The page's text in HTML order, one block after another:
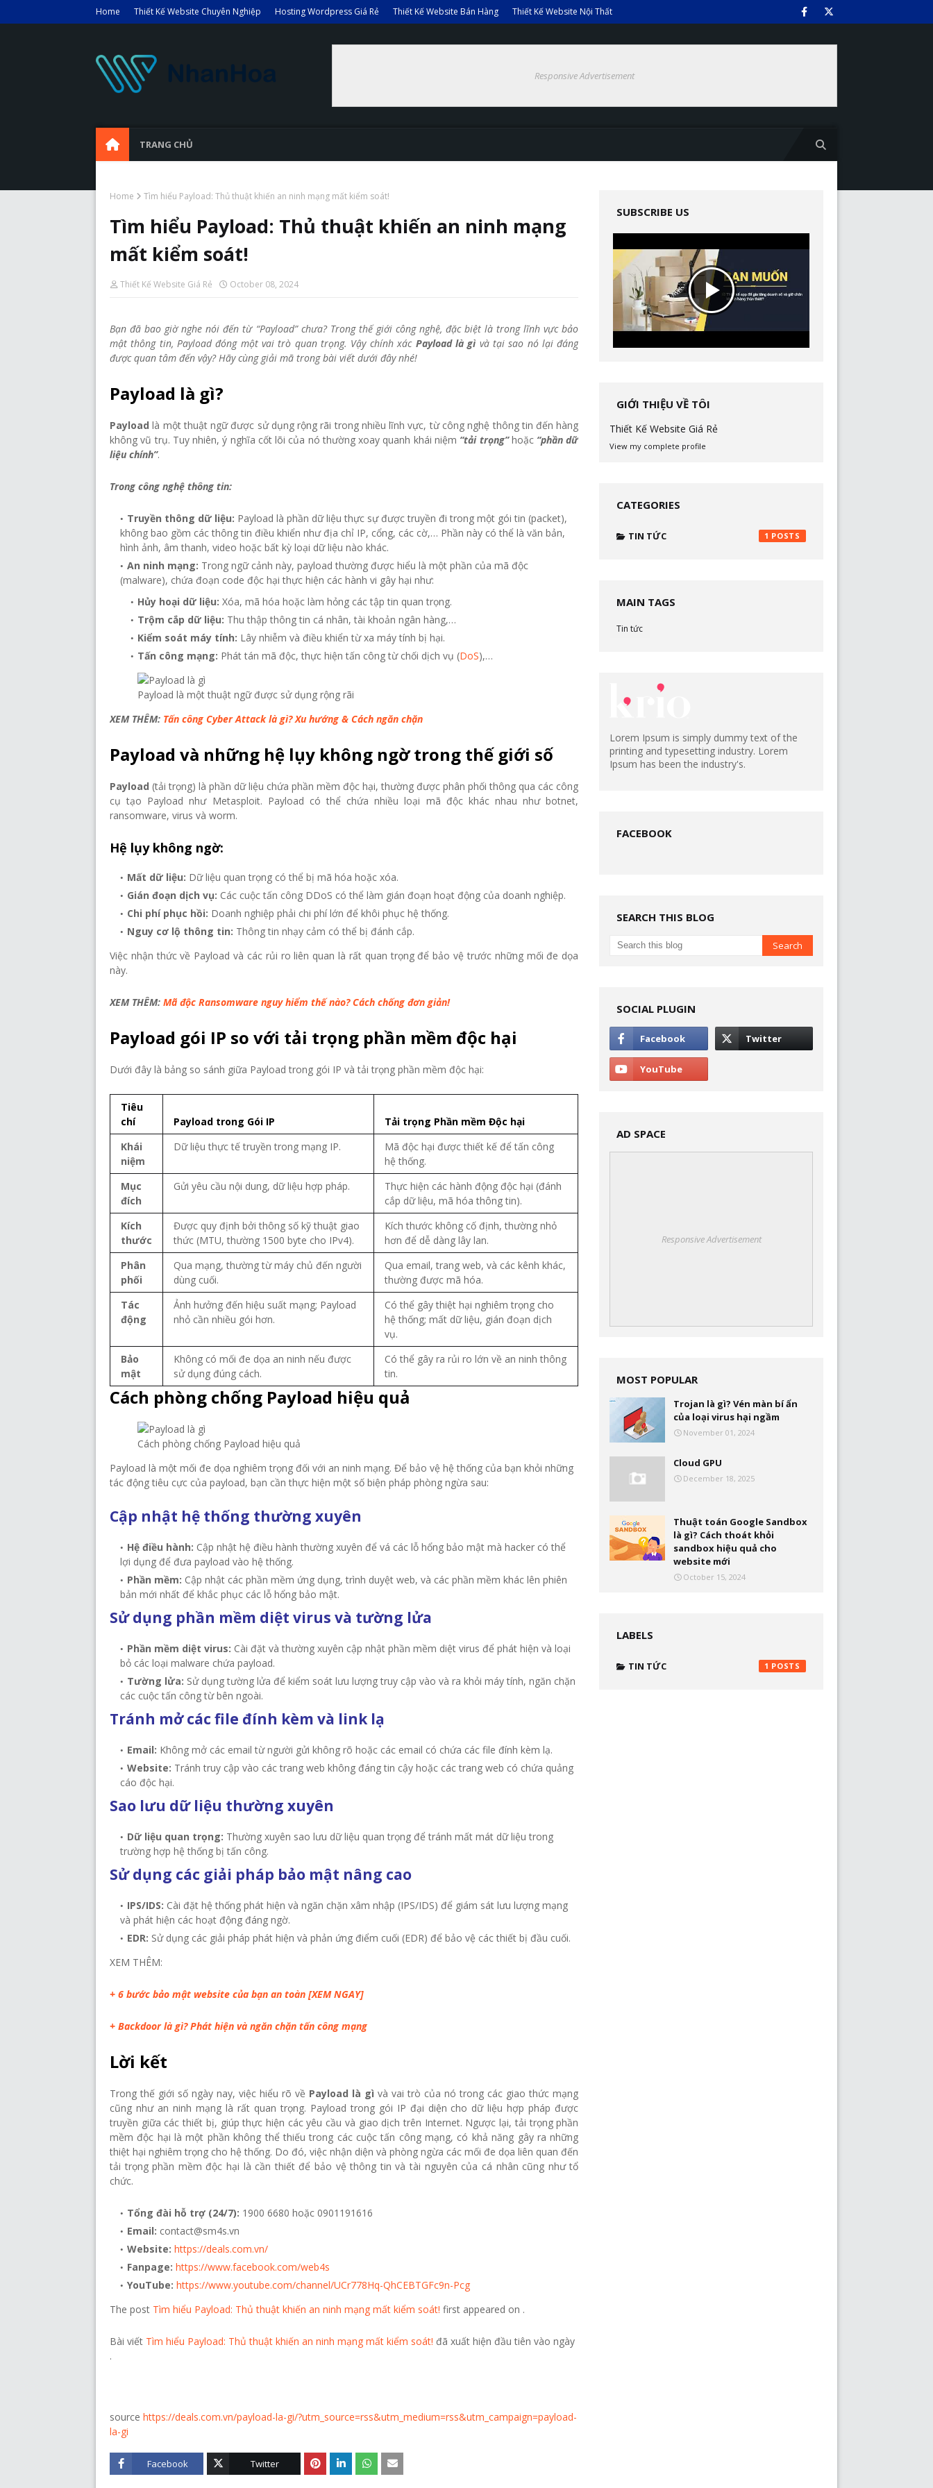
Home Thiết Kế Website Chuyên Nghiệp Hosting Wordpress Giá Rẻ Thiết Kế Website Bán Hàng Thiết Kế Website Nội Thất
Responsive Advertisement
TRANG CHỦ
Home Tìm hiểu Payload: Thủ thuật khiến an ninh mạng mất kiểm soát!
Tìm hiểu Payload: Thủ thuật khiến an ninh mạng
mất kiểm soát!
Thiết Kế Website Giá Rẻ October 08, 2024
Bạn đã bao giờ nghe nói đến từ “Payload” chưa? Trong thế giới công nghệ, đặc biệt là trong lĩnh vực bảo
mật thông tin, Payload đóng một vai trò quan trọng. Vậy chính xác Payload là gì và tại sao nó lại đáng
được quan tâm đến vậy? Hãy cùng giải mã trong bài viết dưới đây nhé!
Payload là gì?
Payload là một thuật ngữ được sử dụng rộng rãi trong nhiều lĩnh vực, từ công nghệ thông tin đến hàng
không vũ trụ. Tuy nhiên, ý nghĩa cốt lõi của nó thường xoay quanh khái niệm “tải trọng”hoặc “phần dữ
liệu chính”.
Trong công nghệ thông tin:
Truyền thông dữ liệu: Payload là phần dữ liệu thực sự được truyền đi trong một gói tin (packet),
không bao gồm các thông tin điều khiển như địa chỉ IP, cổng, các cờ,… Phần này có thể là văn bản,
hình ảnh, âm thanh, video hoặc bất kỳ loại dữ liệu nào khác.
An ninh mạng: Trong ngữ cảnh này, payload thường được hiểu là một phần của mã độc
(malware), chứa đoạn code độc hại thực hiện các hành vi gây hại như:
Hủy hoại dữ liệu: Xóa, mã hóa hoặc làm hỏng các tập tin quan trọng.
Trộm cắp dữ liệu: Thu thập thông tin cá nhân, tài khoản ngân hàng,…
Kiểm soát máy tính: Lây nhiễm và điều khiển từ xa máy tính bị hại.
Tấn công mạng: Phát tán mã độc, thực hiện tấn công từ chối dịch vụ (DoS),…
Payload là một thuật ngữ được sử dụng rộng rãi
XEM THÊM: Tấn công Cyber Attack là gì? Xu hướng & Cách ngăn chặn
Payload và những hệ lụy không ngờ trong thế giới số
Payload (tải trọng) là phần dữ liệu chứa phần mềm độc hại, thường được phân phối thông qua các công
cụ tạo Payload như Metasploit. Payload có thể chứa nhiều loại mã độc khác nhau như botnet,
ransomware, virus và worm.
Hệ lụy không ngờ:
Mất dữ liệu: Dữ liệu quan trọng có thể bị mã hóa hoặc xóa.
Gián đoạn dịch vụ: Các cuộc tấn công DDoS có thể làm gián đoạn hoạt động của doanh nghiệp.
Chi phí phục hồi: Doanh nghiệp phải chi phí lớn để khôi phục hệ thống.
Nguy cơ lộ thông tin: Thông tin nhạy cảm có thể bị đánh cắp.
Việc nhận thức về Payload và các rủi ro liên quan là rất quan trọng để bảo vệ trước những mối đe dọa
này.
XEM THÊM: Mã độc Ransomware nguy hiểm thế nào? Cách chống đơn giản!
Payload gói IP so với tải trọng phần mềm độc hại
Dưới đây là bảng so sánh giữa Payload trong gói IP và tải trọng phần mềm độc hại:
Tiêu
chí
Payload trong Gói IP
Tải trọng Phần mềm Độc hại
Khái
niệm
Dữ liệu thực tế truyền trong mạng IP.
Mã độc hại được thiết kế để tấn công
hệ thống.
Mục
đích
Gửi yêu cầu nội dung, dữ liệu hợp pháp.
Thực hiện các hành động độc hại (đánh
cắp dữ liệu, mã hóa thông tin).
Kích
thước
Được quy định bởi thông số kỹ thuật giao
thức (MTU, thường 1500 byte cho IPv4).
Kích thước không cố định, thường nhỏ
hơn để dễ dàng lây lan.
Phân
phối
Qua mạng, thường từ máy chủ đến người
dùng cuối.
Qua email, trang web, và các kênh khác,
thường được mã hóa.
Tác
động
Ảnh hưởng đến hiệu suất mạng; Payload
nhỏ cần nhiều gói hơn.
Có thể gây thiệt hại nghiêm trọng cho
hệ thống; mất dữ liệu, gián đoạn dịch
vụ.
Bảo
mật
Không có mối đe dọa an ninh nếu được
sử dụng đúng cách.
Có thể gây ra rủi ro lớn về an ninh thông
tin.
Cách phòng chống Payload hiệu quả
Cách phòng chống Payload hiệu quả
Payload là một mối đe dọa nghiêm trọng đối với an ninh mạng. Để bảo vệ hệ thống của bạn khỏi những
tác động tiêu cực của payload, bạn cần thực hiện một số biện pháp phòng ngừa sau:
Cập nhật hệ thống thường xuyên
Hệ điều hành: Cập nhật hệ điều hành thường xuyên để vá các lỗ hổng bảo mật mà hacker có thể
lợi dụng để đưa payload vào hệ thống.
Phần mềm: Cập nhật các phần mềm ứng dụng, trình duyệt web, và các phần mềm khác lên phiên
bản mới nhất để khắc phục các lỗ hổng bảo mật.
Sử dụng phần mềm diệt virus và tường lửa
Phần mềm diệt virus: Cài đặt và thường xuyên cập nhật phần mềm diệt virus để phát hiện và loại
bỏ các loại malware chứa payload.
Tường lửa: Sử dụng tường lửa để kiểm soát lưu lượng truy cập vào và ra khỏi máy tính, ngăn chặn
các cuộc tấn công từ bên ngoài.
Tránh mở các file đính kèm và link lạ
Email: Không mở các email từ người gửi không rõ hoặc các email có chứa các file đính kèm lạ.
Website: Tránh truy cập vào các trang web không đáng tin cậy hoặc các trang web có chứa quảng
cáo độc hại.
Sao lưu dữ liệu thường xuyên
Dữ liệu quan trọng: Thường xuyên sao lưu dữ liệu quan trọng để tránh mất mát dữ liệu trong
trường hợp hệ thống bị tấn công.
Sử dụng các giải pháp bảo mật nâng cao
IPS/IDS: Cài đặt hệ thống phát hiện và ngăn chặn xâm nhập (IPS/IDS) để giám sát lưu lượng mạng
và phát hiện các hoạt động đáng ngờ.
EDR: Sử dụng các giải pháp phát hiện và phản ứng điểm cuối (EDR) để bảo vệ các thiết bị đầu cuối.
XEM THÊM:
+ 6 bước bảo mật website của bạn an toàn [XEM NGAY]
+ Backdoor là gì? Phát hiện và ngăn chặn tấn công mạng
Lời kết
Trong thế giới số ngày nay, việc hiểu rõ về Payload là gì và vai trò của nó trong các giao thức mạng
cũng như an ninh mạng là rất quan trọng. Payload trong gói IP đại diện cho dữ liệu hợp pháp được
truyền giữa các thiết bị, giúp thực hiện các yêu cầu và giao dịch trên Internet. Ngược lại, tải trọng phần
mềm độc hại là một phần không thể thiếu trong các cuộc tấn công mạng, có khả năng gây ra những
thiệt hại nghiêm trọng cho hệ thống. Do đó, việc nhận diện và phòng ngừa các mối đe dọa liên quan đến
tải trọng phần mềm độc hại là cần thiết để bảo vệ thông tin và tài nguyên của cá nhân cũng như tổ
chức.
Tổng đài hỗ trợ (24/7): 1900 6680 hoặc 0901191616
Email: contact@sm4s.vn
Website: https://deals.com.vn/
Fanpage: https://www.facebook.com/web4s
YouTube: https://www.youtube.com/channel/UCr778Hq-QhCEBTGFc9n-Pcg
The post Tìm hiểu Payload: Thủ thuật khiến an ninh mạng mất kiểm soát! first appeared on .
Bài viết Tìm hiểu Payload: Thủ thuật khiến an ninh mạng mất kiểm soát! đã xuất hiện đầu tiên vào ngày
.
source https://deals.com.vn/payload-la-gi/?utm_source=rss&utm_medium=rss&utm_campaign=payload-
la-gi
Facebook Twitter
SUBSCRIBE US
GIỚI THIỆU VỀ TÔI
Thiết Kế Website Giá Rẻ
View my complete profile
CATEGORIES
TIN TỨC 1
MAIN TAGS
Tin tức
Lorem Ipsum is simply dummy text of the
printing and typesetting industry. Lorem
Ipsum has been the industry's.
FACEBOOK
SEARCH THIS BLOG
SOCIAL PLUGIN
AD SPACE
Responsive Advertisement
MOST POPULAR
Trojan là gì? Vén màn bí ẩn
của loại virus hại ngầm
November 01, 2024
Cloud GPU
December 18, 2025
Thuật toán Google Sandbox
là gì? Cách thoát khỏi
sandbox hiệu quả cho
website mới
October 15, 2024
LABELS
TIN TỨC 1